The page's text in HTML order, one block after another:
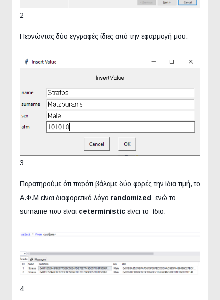
2
Περνώντας δύο εγγραφές ίδιες από την εφαρμογή μου:
3
Παρατηρούμε ότι παρότι βάλαμε δύο φορές την ίδια τιμή, το
Α.Φ.Μ είναι διαφορετικό λόγο randomized ενώ το
surname που είναι deterministic είναι το ίδιο.
4